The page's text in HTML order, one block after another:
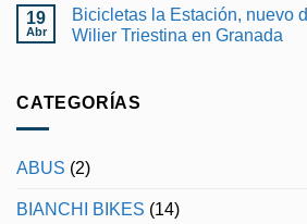
PARA
RECORDAR
EN
ITALIA
en
Wilier
Rapida
la
19
Abr
Bicicletas la Estación, nuevo
Wilier Triestina en Granada
en
Bicicletas
distribuidor
Wilier
CATEGORÍAS
ABUS (2)
BIANCHI BIKES (14)